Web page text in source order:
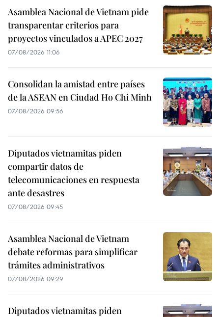
Asamblea Nacional de Vietnam pide
transparentar criterios para
proyectos vinculados a APEC 2027
07/08/2026 11:06
Consolidan la amistad entre países
de la ASEAN en Ciudad Ho Chi Minh
07/08/2026 09:56
Diputados vietnamitas piden
compartir datos de
telecomunicaciones en respuesta
ante desastres
07/08/2026 09:45
Asamblea Nacional de Vietnam
debate reformas para simplificar
trámites administrativos
07/08/2026 09:29
Diputados vietnamitas piden